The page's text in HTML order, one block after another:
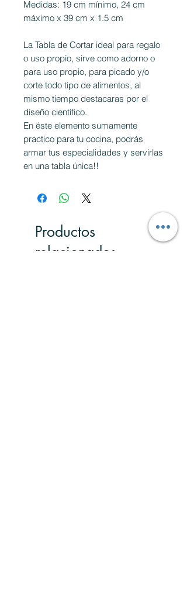
Medidas: 19 cm mínimo, 24 cm
máximo x 39 cm x 1.5 cm
La Tabla de Cortar ideal para regalo
o uso propio, sirve como adorno o
para uso propio, para picado y/o
corte todo tipo de alimentos, al
mismo tiempo destacaras por el
diseño científico.
En éste elemento sumamente
practico para tu cocina, podrás
armar tus especialidades y servirlas
en una tabla única!!
Productos
relacionados